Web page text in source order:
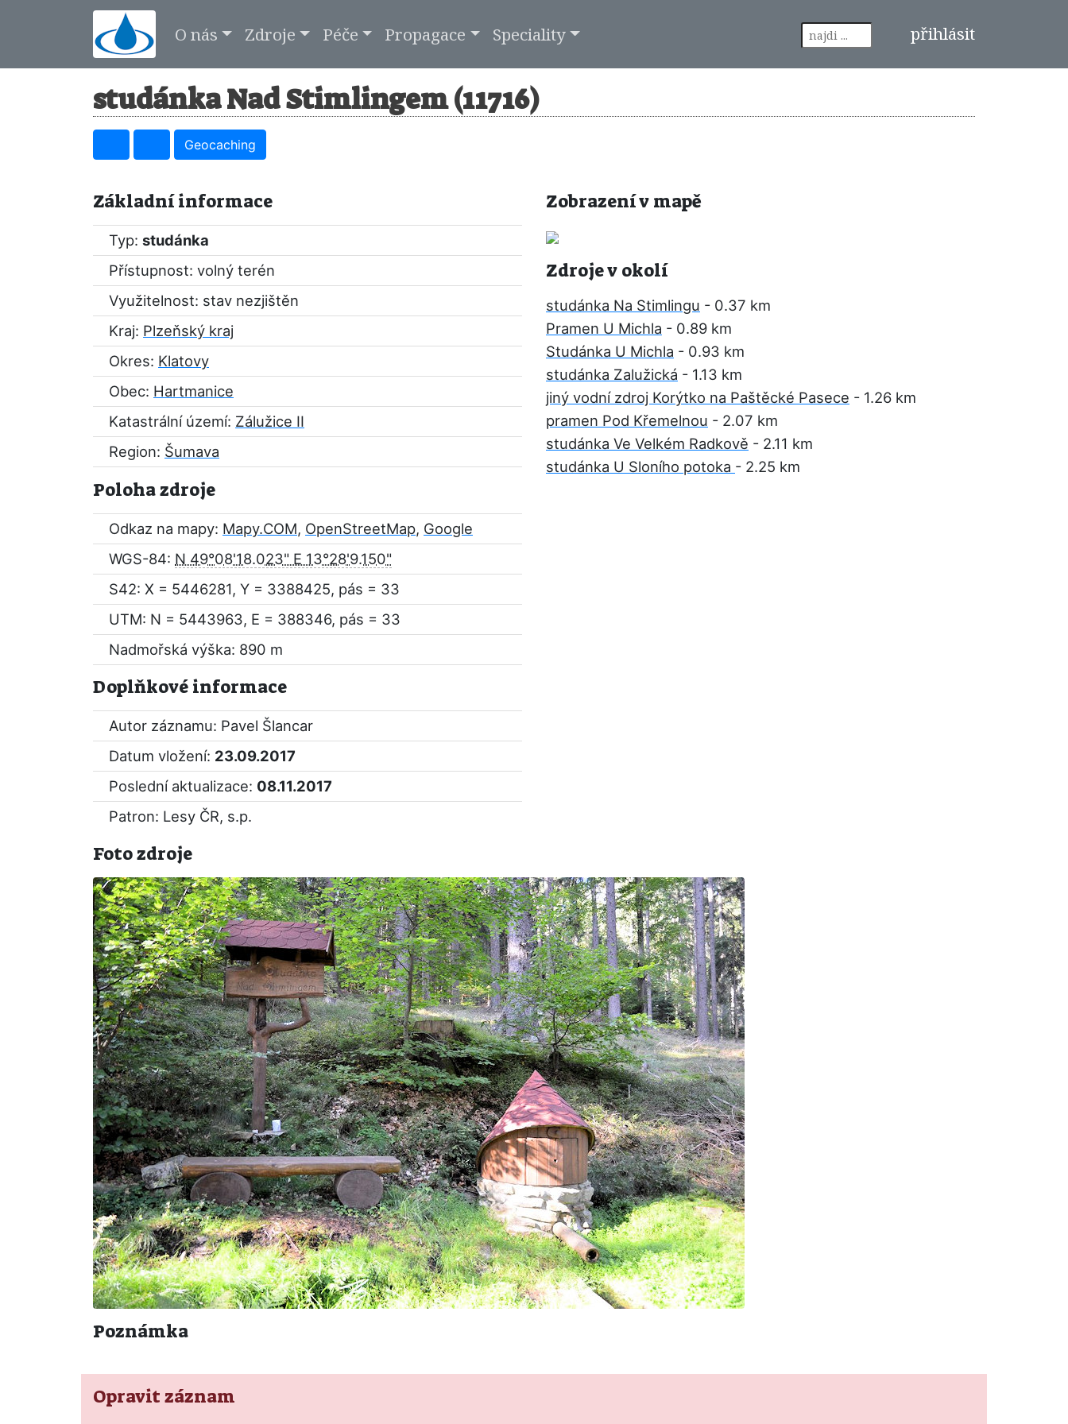
O nás Zdroje Péče Propagace Speciality přihlásit
studánka Nad Stimlingem (11716)
Geocaching
Základní informace
Typ: studánka
Přístupnost: volný terén
Využitelnost: stav nezjištěn
Kraj: Plzeňský kraj
Okres: Klatovy
Obec: Hartmanice
Katastrální území: Zálužice II
Region: Šumava
Poloha zdroje
Odkaz na mapy: Mapy.COM, OpenStreetMap, Google
WGS-84: N 49°08'18.023" E 13°28'9.150"
S42: X = 5446281, Y = 3388425, pás = 33
UTM: N = 5443963, E = 388346, pás = 33
Nadmořská výška: 890 m
Doplňkové informace
Autor záznamu: Pavel Šlancar
Datum vložení: 23.09.2017
Poslední aktualizace: 08.11.2017
Patron: Lesy ČR, s.p.
Zobrazení v mapě
Zdroje v okolí
studánka Na Stimlingu - 0.37 km
Pramen U Michla - 0.89 km
Studánka U Michla - 0.93 km
studánka Zalužická - 1.13 km
jiný vodní zdroj Korýtko na Paštěcké Pasece - 1.26 km
pramen Pod Křemelnou - 2.07 km
studánka Ve Velkém Radkově - 2.11 km
studánka U Sloního potoka - 2.25 km
Foto zdroje
Poznámka
Opravit záznam